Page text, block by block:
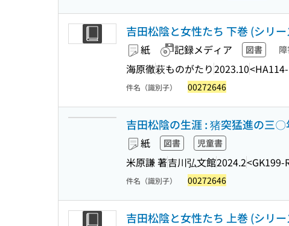
吉田松陰と女性たち 下巻 (シリ
紙 記録メディア 図書
海原徹萩ものがたり2023.10
件名（識別子） 00272646
吉田松陰の生涯 : 猪突猛進の三
紙 図書 児童書
米原謙 著吉川弘文館2024.2<GK199-
件名（識別子） 00272646
吉田松陰と女性たち 上巻 (シリ